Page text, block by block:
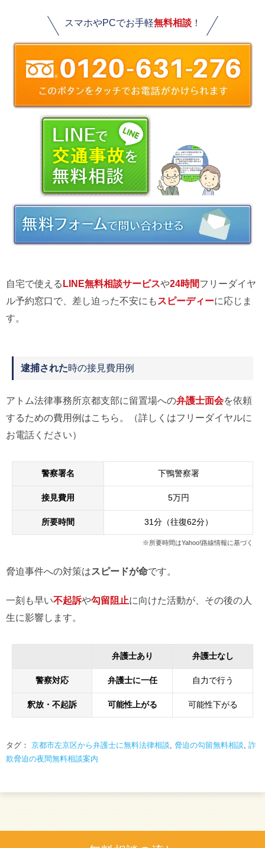
スマホやPCでお手軽無料相談！
自宅で使えるLINE無料相談サービスや24時間フリーダイヤ
ル予約窓口で、差し迫った不安にも スピーディーに応じま
す。
逮捕された時の接見費用例
アトム法律事務所京都支部に留置場への弁護士面会を依頼
するための費用例はこちら。（詳しくはフリーダイヤルに
お電話ください）
警察署名 下鴨警察署
接見費用 5万円
所要時間 31分（往復62分）
※所要時間はYahoo!路線情報に基づく
脅迫事件への対策はスピードが命です。
一刻も早い不起訴や勾留阻止に向けた活動が、その後の人
生に影響します。
弁護士あり 弁護士なし
警察対応 弁護士に一任 自力で行う
釈放・不起訴 可能性上がる 可能性下がる
タグ： 京都市左京区から弁護士に無料法律相談, 脅迫の勾留無料相談, 詐
欺脅迫の夜間無料相談案内